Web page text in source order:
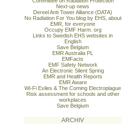
Next-up news
Dereel Anti Tower Alliance (DATA)
No Radiation For You blog by EHS, about
EMR, for everyone
Occupy EMF Harm. org
Links to Swedish EHS websites in
English
Save Belgium
EMR Australia PL
EMFacts
EMF Safety Network
An Electronic Silent Spring
EMR and Health Reports
EMR Aware
Wi-Fi Exiles & The Coming Electroplague
Risk assessment for schools and other
workplaces
Save Belgium
ARCHIV